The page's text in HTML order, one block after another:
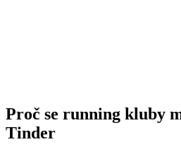
Proč se running kluby
Tinder